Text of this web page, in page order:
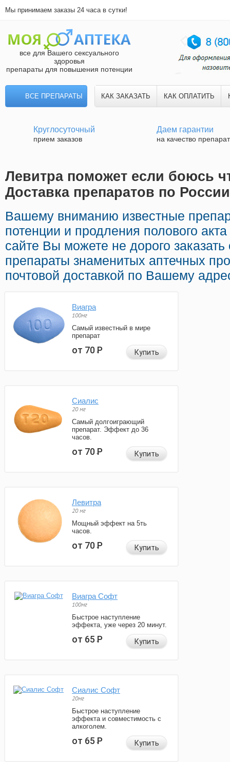
Мы принимаем заказы 24 часа в сутки!
все для Вашего сексуального
здоровья
препараты для повышения потенции
ВСЕ ПРЕПАРАТЫ КАК ЗАКАЗАТЬ КАК ОПЛАТИТЬ
Круглосуточный
прием заказов
Даем гарантии
на качество
Левитра поможет если боюсь
Доставка препаратов по России
Вашему вниманию известные
потенции и продления полового
сайте Вы можете не дорого
препараты знаменитых аптечных
почтовой доставкой по Вашему
Виагра
100мг
Самый известный в мире
препарат
от 70Р Купить
Сиалис
20 мг
Самый долгоиграющий
препарат. Эффект до 36
часов.
от 70Р Купить
Левитра
20 мг
Мощный эффект на 5ть
часов.
от 70Р Купить
Виагра Софт
100мг
Быстрое наступление
эффекта, уже через 20 минут.
от 65Р Купить
Сиалис Софт
20мг
Быстрое наступление
эффекта и совместимость с
алкоголем.
от 65Р Купить